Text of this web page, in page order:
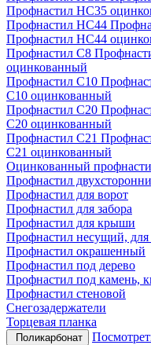
Профнастил НС35
Профнастил НС44
Профнастил НС44
Профнастил С8
оцинкованный
Профнастил С10
С10 оцинкованный
Профнастил С20
С20 оцинкованный
Профнастил С21
С21 оцинкованный
Оцинкованный
Профнастил
Профнастил для ворот
Профнастил для забора
Профнастил для крыши
Профнастил несущий, для
Профнастил окрашенный
Профнастил под дерево
Профнастил под камень,
Профнастил стеновой
Снегозадержатели
Торцевая планка
Поликарбонат